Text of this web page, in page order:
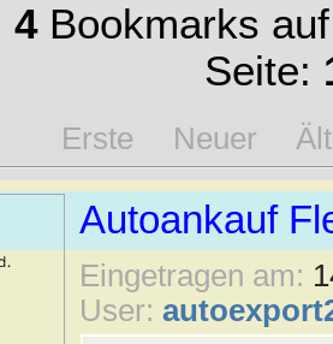
4Bookmarks
Seite:
Erste Neuer
Autoankauf
Eingetragen am:
User: